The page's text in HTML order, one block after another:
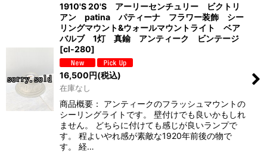
1910'S 20'S アーリーセンチュリー ビクトリ
アン patina パティーナ フラワー装飾 シー
リングマウント&ウォールマウントライト ベア
バルブ 1灯 真鍮 アンティーク ビンテージ
[cl-280]
16,500円(税込)
在庫なし
商品概要： アンティークのフラッシュマウントの
シーリングライトです。 壁付けでも良いかもしれ
ません。 どちらに付けても感じが良いランプで
す。 程よいやれ感が素敵な1920年前後の物で
す。 経…